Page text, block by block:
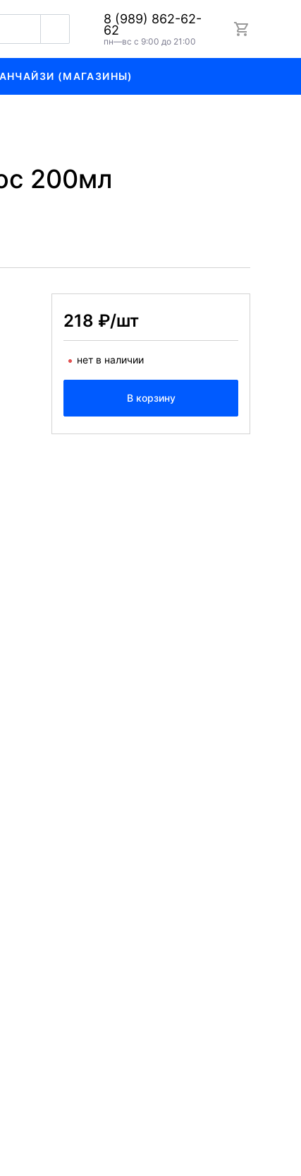
8 (989) 862-62-
62
пн—вс с 9:00 до 21:00
(МАГАЗИНЫ)
200мл
218 ₽/шт
нет в наличии
В корзину